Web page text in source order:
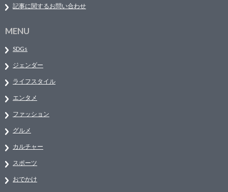
記事に関するお問い合わせ
MENU
SDGs
ジェンダー
ライフスタイル
エンタメ
ファッション
グルメ
カルチャー
スポーツ
おでかけ